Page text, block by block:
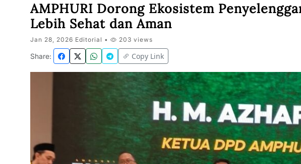
AMPHURI Dorong Ekosistem
Lebih Sehat dan Aman
Jan 28, 2026 Editorial • 203 views
Share: Copy Link